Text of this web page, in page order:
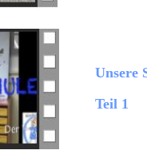
Unsere
Teil 1